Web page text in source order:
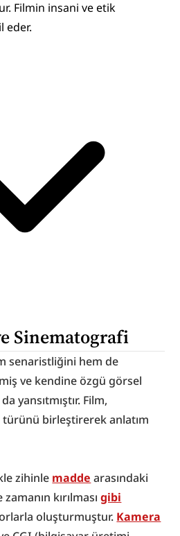
Filmin insani ve etik
eder.
Sinematografi
senaristliğini hem de
ve kendine özgü görsel
yansıtmıştır. Film,
birleştirerek anlatım
zihinle madde
zamanın kırılması gibi
oluşturmuştur. Kamera